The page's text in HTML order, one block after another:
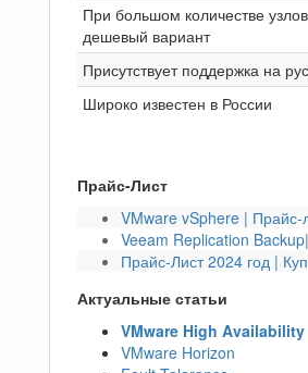
При большом количестве
дешевый вариант
Присутствует поддержка на
Широко известен в России
Прайс-Лист
VMware vSphere | Прайс-
Veeam Replication
Прайс-Лист 2024 год |
Актуальные статьи
VMware High Availability
VMware Horizon